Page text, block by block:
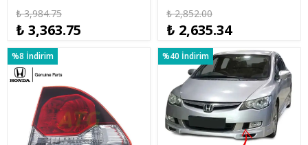
Motoru 2007 2009 2010
12
₺ 3,984.75
₺ 3,363.75
₺ 2,852.00
₺ 2,635.34
%8 İndirim %40 İndirim